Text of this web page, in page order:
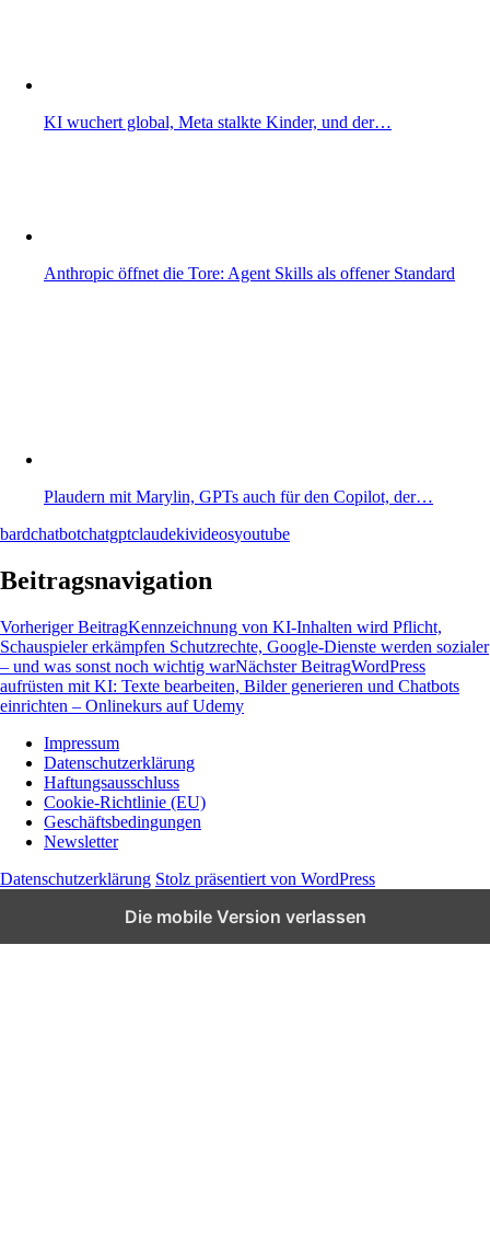
KI wuchert global, Meta stalkte Kinder, und der…
Anthropic öffnet die Tore: Agent Skills als offener Standard
Plaudern mit Marylin, GPTs auch für den Copilot, der…
bardchatbotchatgptclaudekivideosyoutube
Beitragsnavigation
Vorheriger BeitragKennzeichnung von KI-Inhalten wird Pflicht,
Schauspieler erkämpfen Schutzrechte, Google-Dienste werden sozialer
– und was sonst noch wichtig warNächster BeitragWordPress
aufrüsten mit KI: Texte bearbeiten, Bilder generieren und Chatbots
einrichten – Onlinekurs auf Udemy
Wissen und News zu KI, Social Media und
Co.
Impressum
Datenschutzerklärung
Haftungsausschluss
Cookie-Richtlinie (EU)
Geschäftsbedingungen
Newsletter
Datenschutzerklärung Stolz präsentiert von WordPress
Die mobile Version verlassen